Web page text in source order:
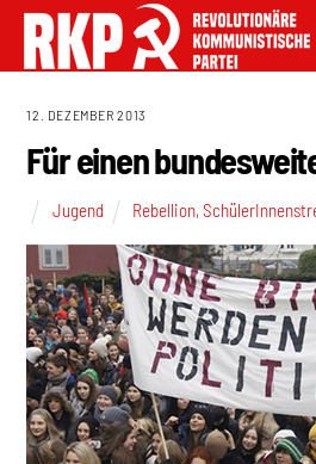
12. DEZEMBER 2013
Für einen
Jugend Rebellion,